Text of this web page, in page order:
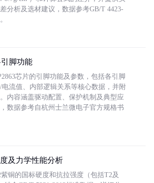
分析及选材建议，数据参考GB/T 4423-
脚功能
芯片的引脚功能及参数，包括各引脚
电流值、内部逻辑关系等核心数据，并附
内容涵盖驱动配置、保护机制及典型应
数据参考自杭州士兰微电子官方规格书
及力学性能分析
铜的国标硬度和抗拉强度（包括T2及